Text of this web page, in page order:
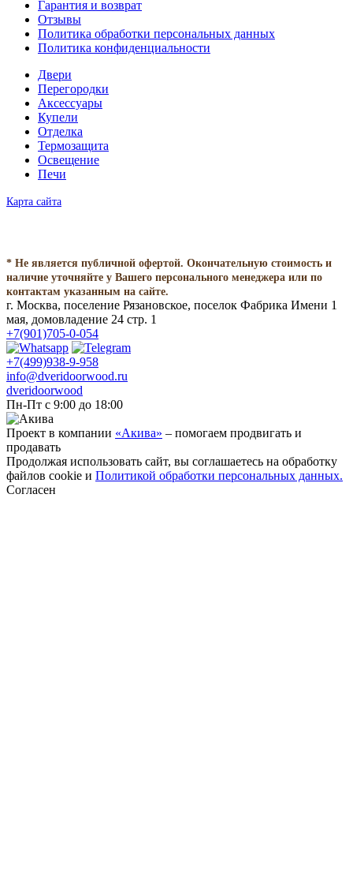
Гарантия и возврат
Отзывы
Политика обработки персональных данных
Политика конфиденциальности
Двери
Перегородки
Аксессуары
Купели
Отделка
Термозащита
Освещение
Печи
Карта сайта
* Не является публичной офертой. Окончательную стоимость и
наличие уточняйте у Вашего персонального менеджера или по
контактам указанным на сайте.
г. Москва, поселение Рязановское, поселок Фабрика Имени 1
мая, домовладение 24 стр. 1
+7(901)705-0-054
+7(499)938-9-958
info@dveridoorwood.ru
dveridoorwood
Пн-Пт с 9:00 до 18:00
Проект в компании «Акива» – помогаем продвигать и
продавать
Продолжая использовать сайт, вы соглашаетесь на обработку
файлов cookie и Политикой обработки персональных данных.
Согласен